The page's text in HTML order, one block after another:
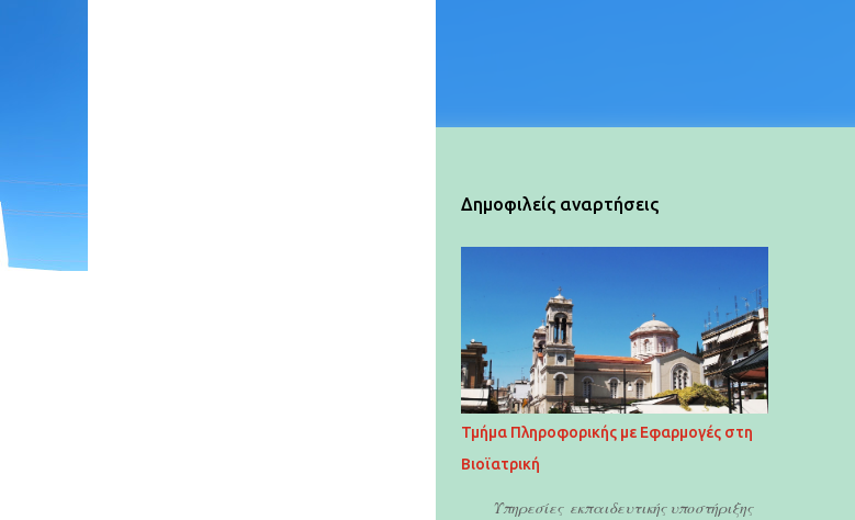
Δημοφιλείς αναρτήσεις
Τμήμα Πληροφορικής με Εφαρμογές στη
Βιοϊατρική
Υπηρεσίες εκπαιδευτικής υποστήριξης